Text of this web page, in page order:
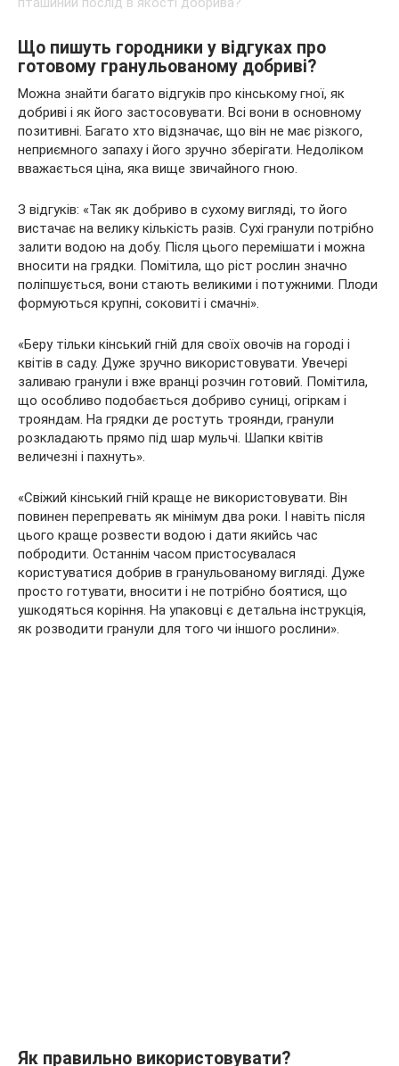
Що пишуть городники у відгуках про
готовому гранульованому добриві?
Можна знайти багато відгуків про кінському гної, як
добриві і як його застосовувати. Всі вони в основному
позитивні. Багато хто відзначає, що він не має різкого,
неприємного запаху і його зручно зберігати. Недоліком
вважається ціна, яка вище звичайного гною.
З відгуків: «Так як добриво в сухому вигляді, то його
вистачає на велику кількість разів. Сухі гранули потрібно
залити водою на добу. Після цього перемішати і можна
вносити на грядки. Помітила, що ріст рослин значно
поліпшується, вони стають великими і потужними. Плоди
формуються крупні, соковиті і смачні».
«Беру тільки кінський гній для своїх овочів на городі і
квітів в саду. Дуже зручно використовувати. Увечері
заливаю гранули і вже вранці розчин готовий. Помітила,
що особливо подобається добриво суниці, огіркам і
трояндам. На грядки де ростуть троянди, гранули
розкладають прямо під шар мульчі. Шапки квітів
величезні і пахнуть».
«Свіжий кінський гній краще не використовувати. Він
повинен перепревать як мінімум два роки. І навіть після
цього краще розвести водою і дати якийсь час
побродити. Останнім часом пристосувалася
користуватися добрив в гранульованому вигляді. Дуже
просто готувати, вносити і не потрібно боятися, що
ушкодяться коріння. На упаковці є детальна інструкція,
як розводити гранули для того чи іншого рослини».
Як правильно використовувати?